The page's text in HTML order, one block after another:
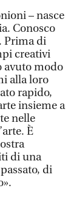
– nasce
Conosco
Prima di
creativi
avuto modo
alla loro
rapido,
insieme a
nelle
È
di una
di